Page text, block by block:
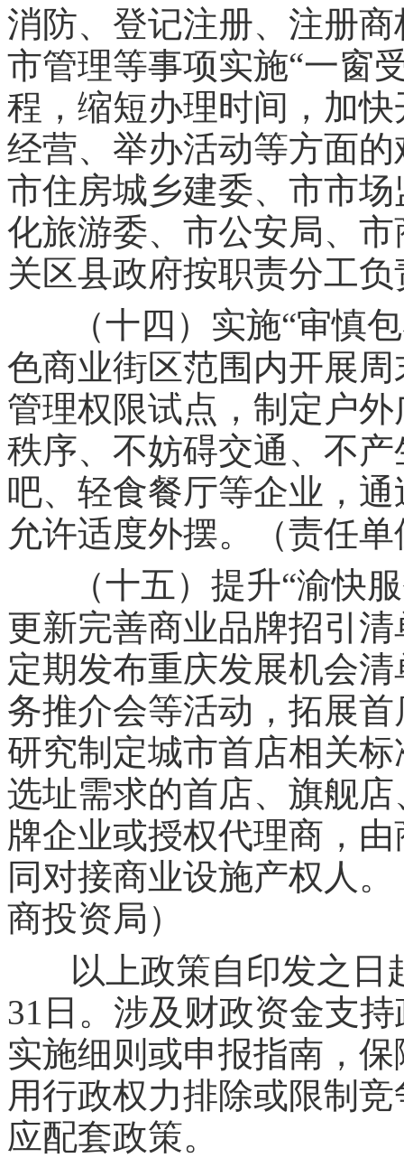
消防、登记注册、注册
市管理等事项实施“一窗
程，缩短办理时间，加
经营、举办活动等方面
市住房城乡建委、市市
化旅游委、市公安局、
关区县政府按职责分工负
（十四）实施“审慎
色商业街区范围内开展
管理权限试点，制定户
秩序、不妨碍交通、不
吧、轻食餐厅等企业，
允许适度外摆。（责任
（十五）提升“渝快
更新完善商业品牌招引
定期发布重庆发展机会
务推介会等活动，拓展
研究制定城市首店相关
选址需求的首店、旗舰
牌企业或授权代理商，
同对接商业设施产权人
商投资局）
以上政策自印发之日
31日。涉及财政资金支
实施细则或申报指南，
用行政权力排除或限制
应配套政策。